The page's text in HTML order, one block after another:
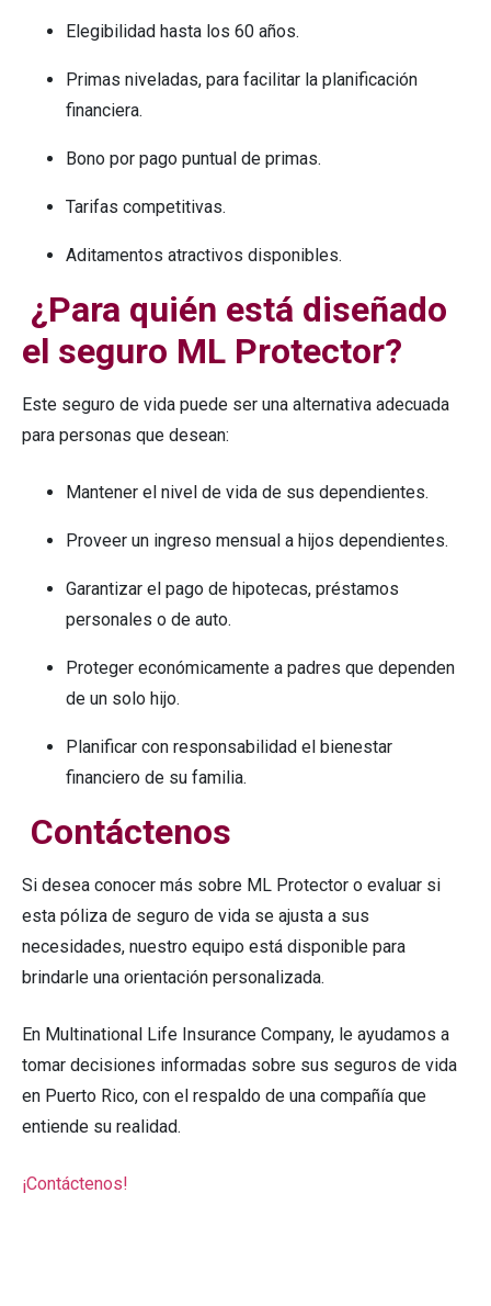
Elegibilidad hasta los 60 años.
Primas niveladas, para facilitar la planificación
financiera.
Bono por pago puntual de primas.
Tarifas competitivas.
Aditamentos atractivos disponibles.
¿Para quién está diseñado
el seguro ML Protector?
Este seguro de vida puede ser una alternativa adecuada
para personas que desean:
Mantener el nivel de vida de sus dependientes.
Proveer un ingreso mensual a hijos dependientes.
Garantizar el pago de hipotecas, préstamos
personales o de auto.
Proteger económicamente a padres que dependen
de un solo hijo.
Planificar con responsabilidad el bienestar
financiero de su familia.
Contáctenos
Si desea conocer más sobre ML Protector o evaluar si
esta póliza de seguro de vida se ajusta a sus
necesidades, nuestro equipo está disponible para
brindarle una orientación personalizada.
En Multinational Life Insurance Company, le ayudamos a
tomar decisiones informadas sobre sus seguros de vida
en Puerto Rico, con el respaldo de una compañía que
entiende su realidad.
¡Contáctenos!